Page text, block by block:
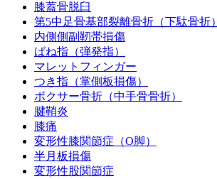
膝蓋骨脱臼
第5中足骨基部裂離骨折（下駄骨折）
内側側副靭帯損傷
ばね指（弾発指）
マレットフィンガー
つき指（掌側板損傷）
ボクサー骨折（中手骨骨折）
腱鞘炎
膝痛
変形性膝関節症（O脚）
半月板損傷
変形性股関節症